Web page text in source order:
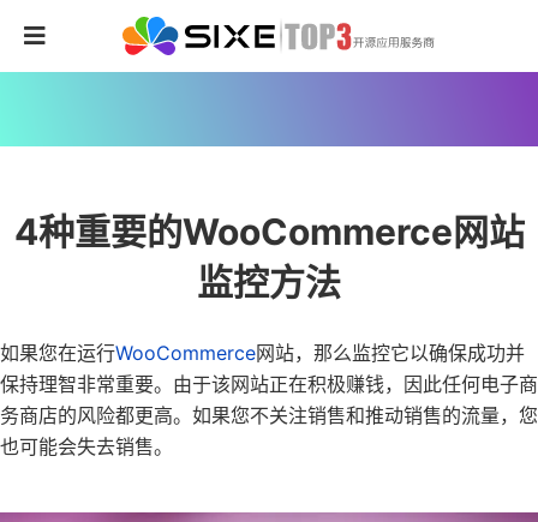
4种重要的WooCommerce网站
监控方法
如果您在运行WooCommerce网站，那么监控它以确保成功并
保持理智非常重要。由于该网站正在积极赚钱，因此任何电子商
务商店的风险都更高。如果您不关注销售和推动销售的流量，您
也可能会失去销售。